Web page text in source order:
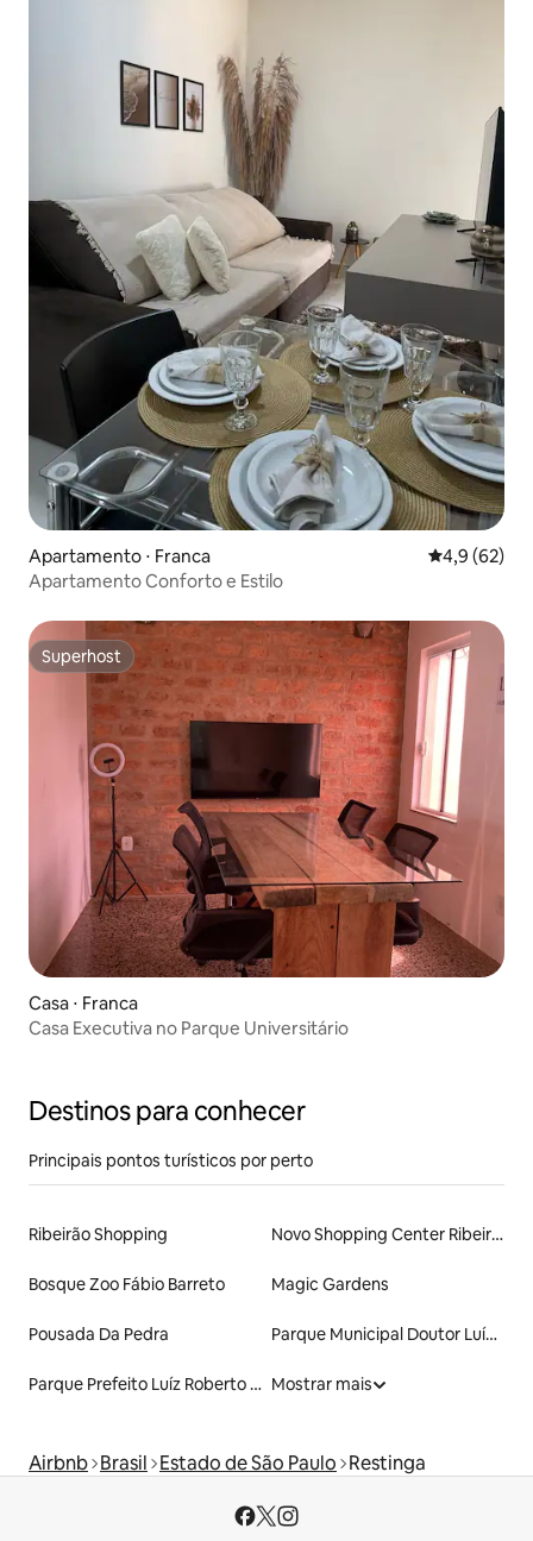
Apartamento ⋅ Franca 4,9 de uma
4,9 (62)
Apartamento Conforto e Estilo
Superhost
Superhost
Casa ⋅ Franca
Casa Executiva no Parque Universitário
Destinos para conhecer
Principais pontos turísticos por perto
Ribeirão Shopping Novo Shopping Center Ribeirão Preto
Bosque Zoo Fábio Barreto Magic Gardens
Pousada Da Pedra Parque Municipal Doutor Luís Carlos Raya
Parque Prefeito Luíz Roberto Jábali Mostrar mais
Airbnb Brasil Estado de São Paulo Restinga